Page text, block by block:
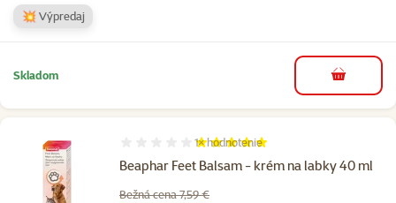
💥 Výpredaj
Skladom do košíka
Beaphar Feet Balsam - krém na labky 40 ml
Hodnotenie 100%, počet hodnotení: 1
1×hodnotenie
Bežná cena 7,59 €